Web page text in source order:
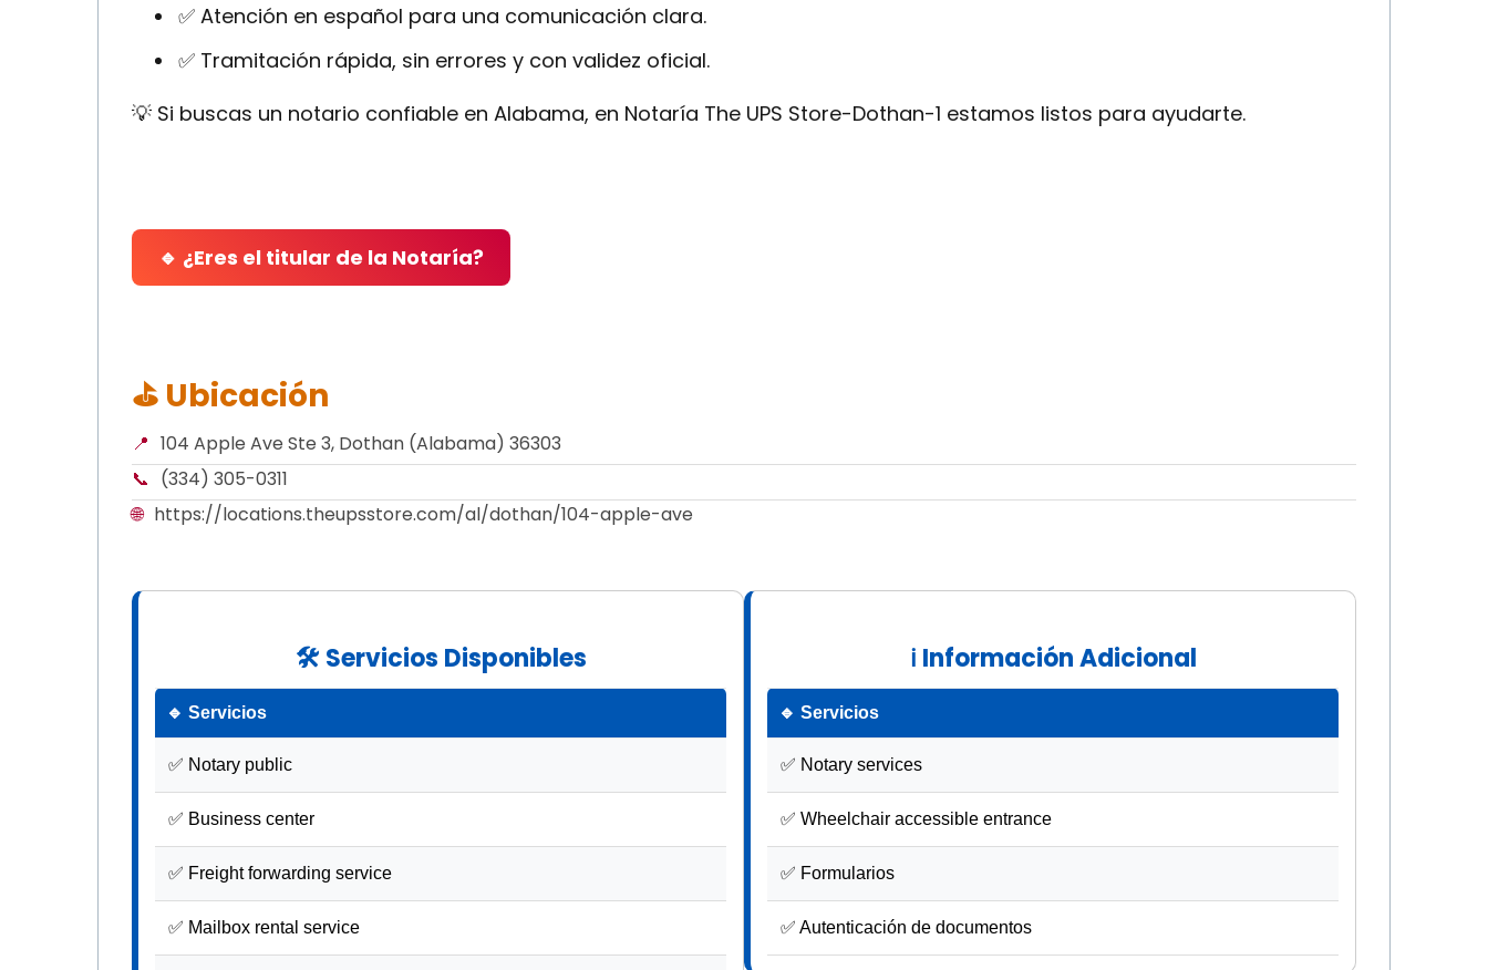
✅ Atención en español para una comunicación clara.
✅ Tramitación rápida, sin errores y con validez oficial.
💡 Si buscas un notario confiable en Alabama, en Notaría The UPS Store-Dothan-1 estamos listos para ayudarte.
🔹 ¿Eres el titular de la Notaría?
⛳ Ubicación
📍 104 Apple Ave Ste 3, Dothan (Alabama) 36303
📞 (334) 305-0311
🌐 https://locations.theupsstore.com/al/dothan/104-apple-ave
🛠 Servicios Disponibles
🔹 Servicios
✅ Notary public
✅ Business center
✅ Freight forwarding service
✅ Mailbox rental service
ℹ Información Adicional
🔹 Servicios
✅ Notary services
✅ Wheelchair accessible entrance
✅ Formularios
✅ Autenticación de documentos